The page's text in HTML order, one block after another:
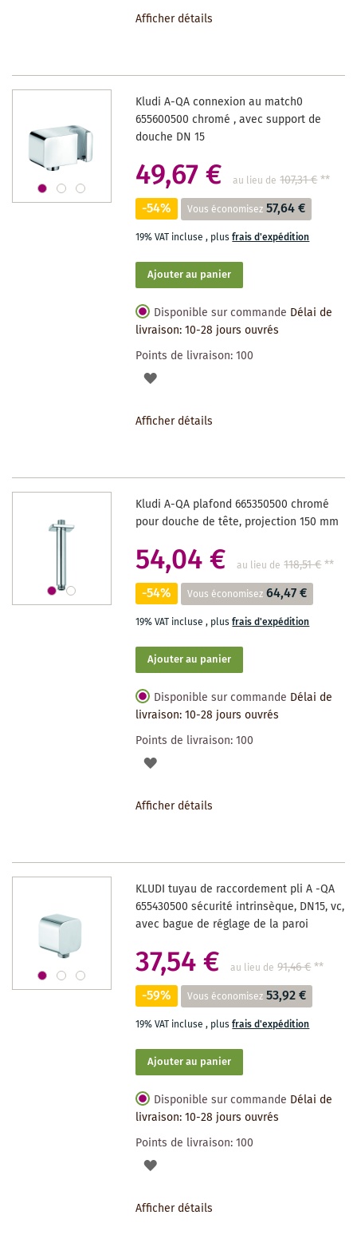
SOUHAITS
Afficher détails
Kludi A-QA connexion au match0
655600500 chromé , avec support de
douche DN 15
49,67 € au lieu de 107,31 €**
-54% Vous économisez 57,64 €
19% VAT incluse, plusfrais d'expédition
Ajouter au panier
Disponible sur commande Délai de
livraison: 10-28 jours ouvrés
Points de livraison:100
AJOUTER
SOUHAITS
Afficher détails
Kludi A-QA plafond 665350500 chromé
pour douche de tête, projection 150 mm
54,04 € au lieu de 118,51 €**
-54% Vous économisez 64,47 €
19% VAT incluse, plusfrais d'expédition
Ajouter au panier
Disponible sur commande Délai de
livraison: 10-28 jours ouvrés
Points de livraison:100
AJOUTER
SOUHAITS
Afficher détails
KLUDI tuyau de raccordement pli A -QA
655430500 sécurité intrinsèque, DN15, vc,
avec bague de réglage de la paroi
37,54 € au lieu de 91,46 €**
-59% Vous économisez 53,92 €
19% VAT incluse, plusfrais d'expédition
Ajouter au panier
Disponible sur commande Délai de
livraison: 10-28 jours ouvrés
Points de livraison:100
AJOUTER
Afficher détails